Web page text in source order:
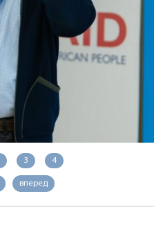
3 4
вперед